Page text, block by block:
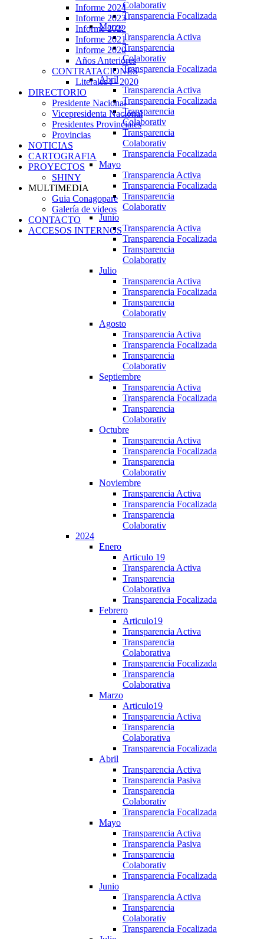
Colaborativ
Transparencia Focalizada
Marzo
Transparencia Activa
Transparencia
Colaborativ
Transparencia Focalizada
Abril
Transparencia Activa
Transparencia Focalizada
Transparencia
Colaborativ
Transparencia
Colaborativ
Transparencia Focalizada
Mayo
Transparencia Activa
Transparencia Focalizada
Transparencia
Colaborativ
Junio
Transparencia Activa
Transparencia Focalizada
Transparencia
Colaborativ
Julio
Transparencia Activa
Transparencia Focalizada
Transparencia
Colaborativ
Agosto
Transparencia Activa
Transparencia Focalizada
Transparencia
Colaborativ
Septiembre
Transparencia Activa
Transparencia Focalizada
Transparencia
Colaborativ
Octubre
Transparencia Activa
Transparencia Focalizada
Transparencia
Colaborativ
Noviembre
Transparencia Activa
Transparencia Focalizada
Transparencia
Colaborativ
2024
Enero
Articulo 19
Transparencia Activa
Transparencia
Colaborativa
Transparencia Focalizada
Febrero
Articulo19
Transparencia Activa
Transparencia
Colaborativa
Transparencia Focalizada
Transparencia
Colaborativa
Marzo
Articulo19
Transparencia Activa
Transparencia
Colaborativa
Transparencia Focalizada
Abril
Transparencia Activa
Transparencia Pasiva
Transparencia
Colaborativ
Transparencia Focalizada
Mayo
Transparencia Activa
Transparencia Pasiva
Transparencia
Colaborativ
Transparencia Focalizada
Junio
Transparencia Activa
Transparencia
Colaborativ
Transparencia Focalizada
Informe 2024
Informe 2023
Informe 2022
Informe 2021
Informe 2020
Años Anteriores
CONTRATACIONES
Literales i - 2020
DIRECTORIO
Presidente Nacional
Vicepresidenta Nacional
Presidentes Provinciales
Provincias
NOTICIAS
CARTOGRAFIA
PROYECTOS
SHINY
MULTIMEDIA
Guia Conagopare
Galería de videos
CONTACTO
ACCESOS INTERNOS